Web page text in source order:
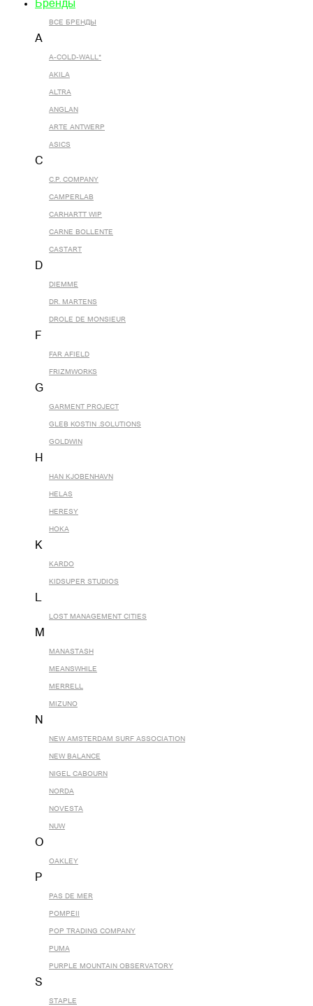
Бренды
ВСЕ БРЕНДЫ
A
A-COLD-WALL*
AKILA
ALTRA
ANGLAN
ARTE ANTWERP
ASICS
C
C.P. COMPANY
CAMPERLAB
CARHARTT WIP
CARNE BOLLENTE
CASTART
D
DIEMME
DR. MARTENS
DROLE DE MONSIEUR
F
FAR AFIELD
FRIZMWORKS
G
GARMENT PROJECT
GLEB KOSTIN .SOLUTIONS
GOLDWIN
H
HAN KJOBENHAVN
HELAS
HERESY
HOKA
K
KARDO
KIDSUPER STUDIOS
L
LOST MANAGEMENT CITIES
M
MANASTASH
MEANSWHILE
MERRELL
MIZUNO
N
NEW AMSTERDAM SURF ASSOCIATION
NEW BALANCE
NIGEL CABOURN
NORDA
NOVESTA
NUW
O
OAKLEY
P
PAS DE MER
POMPEII
POP TRADING COMPANY
PUMA
PURPLE MOUNTAIN OBSERVATORY
S
STAPLE